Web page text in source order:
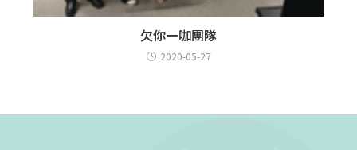
欠你一咖團隊
2020-05-27